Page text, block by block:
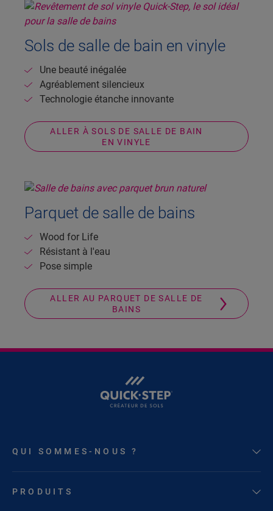
Sols de salle de bain en vinyle
Une beauté inégalée
Agréablement silencieux
Technologie étanche innovante
ALLER À SOLS DE SALLE DE BAIN
EN VINYLE
Parquet de salle de bains
Wood for Life
Résistant à l'eau
Pose simple
ALLER AU PARQUET DE SALLE DE
BAINS
QUI SOMMES-NOUS ?
PRODUITS